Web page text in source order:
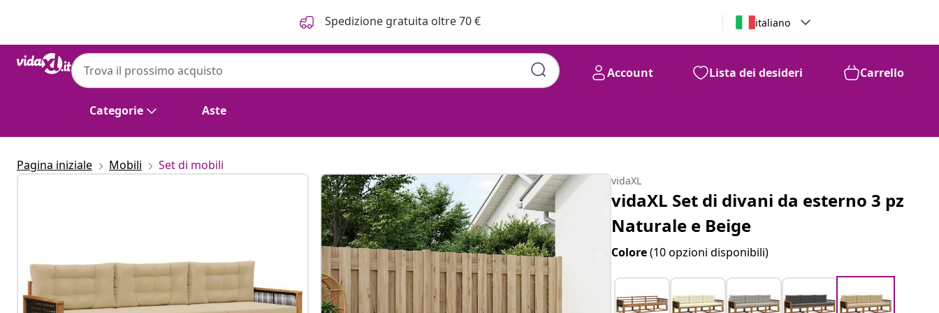
Spedizione gratuita oltre 70 € italiano
Categorie Aste
Account Lista dei desideri Carrello
Pagina iniziale Mobili Set di mobili
vidaXL
vidaXL Set di divani da esterno 3 pz
Naturale e Beige
Colore(10 opzioni disponibili)